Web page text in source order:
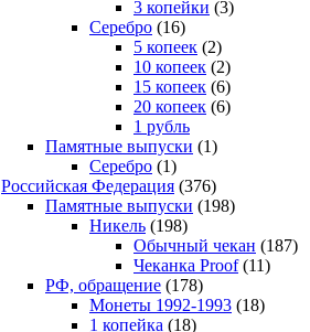
3 копейки (3)
Серебро (16)
5 копеек (2)
10 копеек (2)
15 копеек (6)
20 копеек (6)
1 рубль
Памятные выпуски (1)
Серебро (1)
Российская Федерация (376)
Памятные выпуски (198)
Никель (198)
Обычный чекан (187)
Чеканка Proof(11)
РФ, обращение (178)
Монеты 1992-1993 (18)
1 копейка (18)